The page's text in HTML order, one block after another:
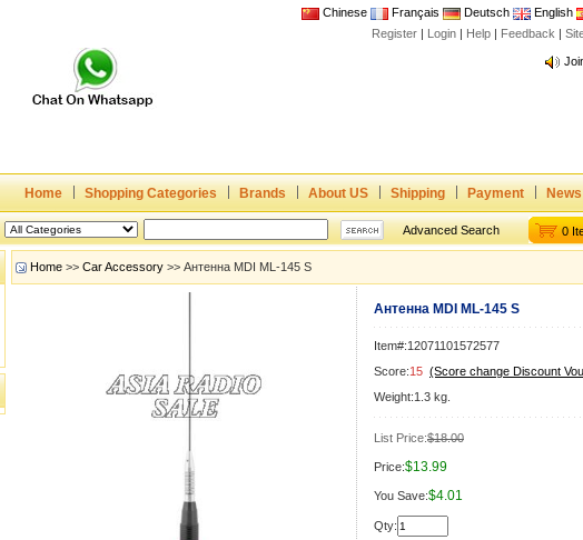
Chinese Français Deutsch English
Register | Login | Help | Feedback |
Home Shopping Categories Brands About US Shipping Payment
Advanced Search 0
Home >> Car Accessory >> Антенна MDI ML-145 S
Антенна MDI ML-145 S
Item#:12071101572577
Score:15 (Score change Discount
Weight:1.3 kg.
List Price:$18.00
Price:$13.99
You Save:$4.01
Qty: